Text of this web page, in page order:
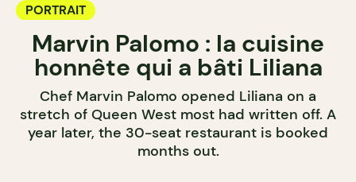
PORTRAIT
Marvin Palomo : la cuisine
honnête qui a bâti Liliana
Chef Marvin Palomo opened Liliana on a
stretch of Queen West most had written off. A
year later, the 30-seat restaurant is booked
months out.